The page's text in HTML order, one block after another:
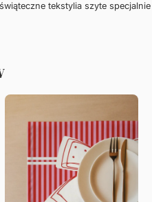
tekstylia szyte specjalnie